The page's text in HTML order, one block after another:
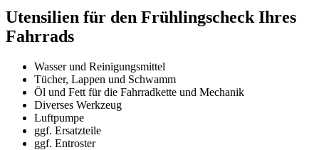
Utensilien für den Frühlingscheck Ihres
Fahrrads
Wasser und Reinigungsmittel
Tücher, Lappen und Schwamm
Öl und Fett für die Fahrradkette und Mechanik
Diverses Werkzeug
Luftpumpe
ggf. Ersatzteile
ggf. Entroster